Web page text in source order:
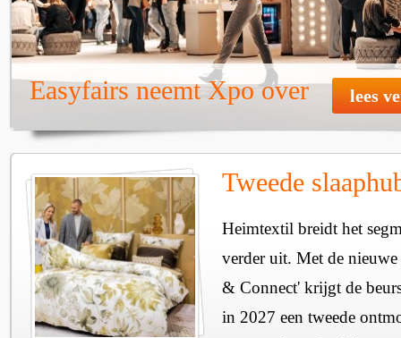
Easyfairs neemt Xpo over lees
Tweede
Heimtextil breidt het
verder uit. Met de
& Connect' krijgt de
in 2027 een tweede